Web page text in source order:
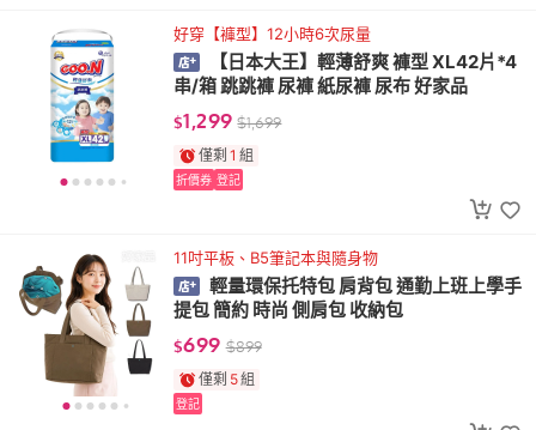
好穿【褲型】12小時6次尿量
【日本大王】輕薄舒爽 褲型 XL42片*4
串/箱 跳跳褲 尿褲 紙尿褲 尿布 好家品
$1,299 $1,699
僅剩 1 組
折價券 登記
11吋平板、B5筆記本與隨身物
輕量環保托特包 肩背包 通勤上班上學手
提包 簡約 時尚 側肩包 收納包
$699 $899
僅剩 5組
登記